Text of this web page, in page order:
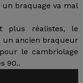
braquage va mal
plus réalistes, le
un ancien braqueur
le cambriolage
90..